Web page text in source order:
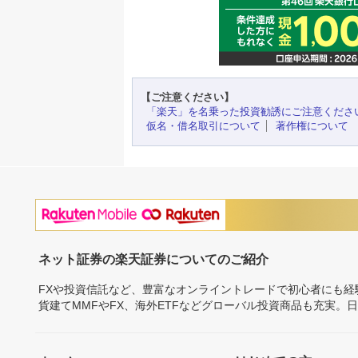
【ご注意ください】
「楽天」を名乗った投資勧誘にご注意くださ
仮名・借名取引について
著作権について
ネット証券の楽天証券についてのご紹介
FXや投資信託など、豊富なオンライントレードで初心者にも
貨建てMMFやFX、海外ETFなどグローバル投資商品も充実。